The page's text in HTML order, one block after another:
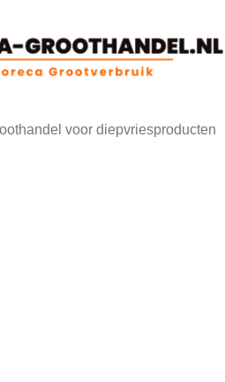
voor diepvriesproducten